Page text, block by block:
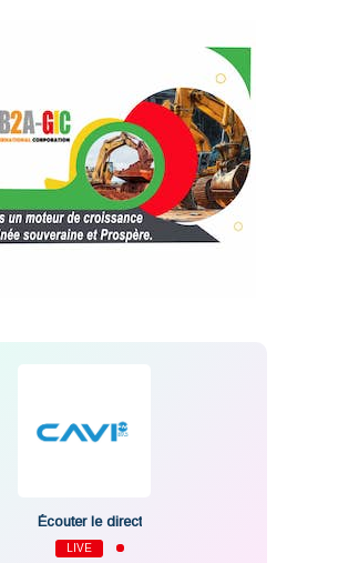
Écouter le direct
LIVE